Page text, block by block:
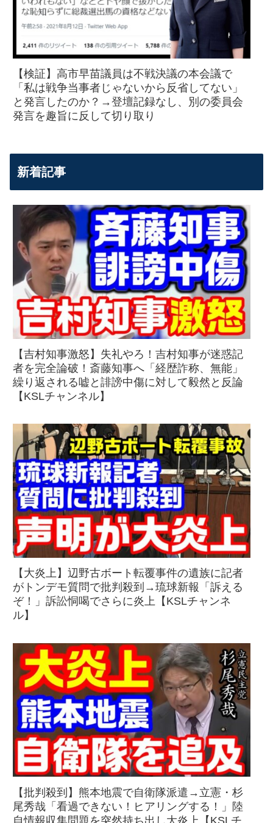
【検証】高市早苗議員は不戦決議の本会議で
「私は戦争当事者じゃないから反省してない」
と発言したのか？→登壇記録なし、別の委員会
発言を趣旨に反して切り取り
新着記事
【吉村知事激怒】失礼やろ！吉村知事が迷惑記
者を完全論破！斎藤知事へ「経歴詐称、無能」
繰り返される嘘と誹謗中傷に対して毅然と反論
【KSLチャンネル】
【大炎上】辺野古ボート転覆事件の遺族に記者
がトンデモ質問で批判殺到→琉球新報「訴える
ぞ！」訴訟恫喝でさらに炎上【KSLチャンネ
ル】
【批判殺到】熊本地震で自衛隊派遣→立憲・杉
尾秀哉「看過できない！ヒアリングする！」陸
自情報収集問題を突然持ち出し大炎上【KSLチ